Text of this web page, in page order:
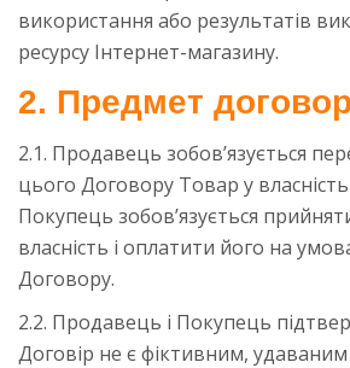
використання або результатів
ресурсу Інтернет-магазину.
2. Предмет
2.1. Продавець зобов’язується
цього Договору Товар у
Покупець зобов’язується
власність і оплатити його на
Договору.
2.2. Продавець і Покупець
Договір не є фіктивним,